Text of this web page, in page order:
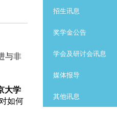
与非
大学
如何
招生讯息
奖学金公告
学会及研讨会讯息
媒体报导
其他讯息